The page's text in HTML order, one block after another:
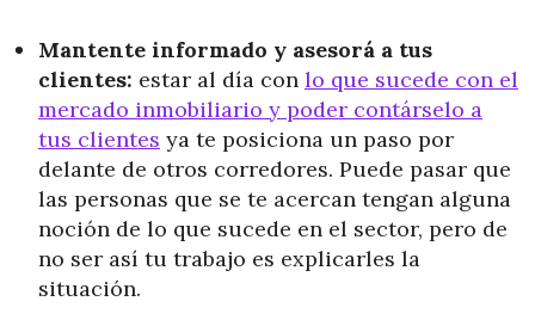
Mantente informado y asesorá a tus
clientes: estar al día con lo que sucede con el
mercado inmobiliario y poder contárselo a
tus clientes ya te posiciona un paso por
delante de otros corredores. Puede pasar que
las personas que se te acercan tengan alguna
noción de lo que sucede en el sector, pero de
no ser así tu trabajo es explicarles la
situación.